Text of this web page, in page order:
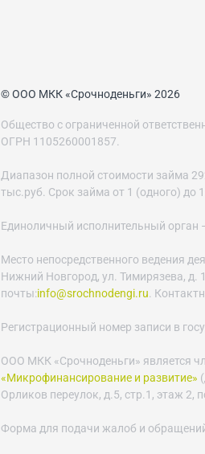
© ООО МКК «Срочноденьги» 2026
Общество с ограниченной
ОГРН 1105260001857.
Диапазон полной стоимости займа
тыс.руб. Срок займа от 1 (одного) до
Единоличный исполнительный орган
Место непосредственного ведения
Нижний Новгород, ул. Тимирязева, д.
почты:info@srochnodengi.ru .
Регистрационный номер записи в
ООО МКК «Срочноденьги» является
«Микрофинансирование и развитие»
Орликов переулок, д.5, стр.1, этаж 2,
Форма для подачи жалоб и